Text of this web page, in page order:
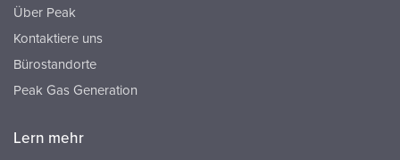
Über Peak
Kontaktiere uns
Bürostandorte
Peak Gas Generation
Lern mehr